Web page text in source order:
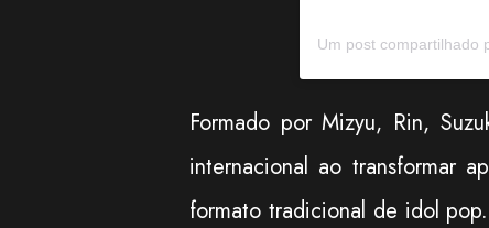
Formado por Mizyu, Rin,
internacional ao transformar
formato tradicional de idol